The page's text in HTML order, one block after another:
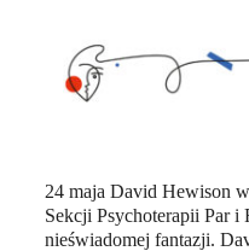
24 maja David Hewison
Sekcji Psychoterapii Par
nieświadomej fantazji.